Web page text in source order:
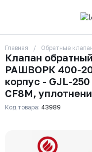
О компании
Контакты
Бренды
Отзывы
Сотрудники
Вакансии
Доставка
Гарантии
Новости
Главная Обратные
Клапан
РАШВОРК 400-
корпус - GJL-
CF8M,
Код товара: 43989